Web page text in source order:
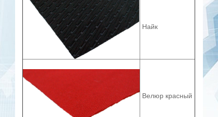
Найк
Велюр красный